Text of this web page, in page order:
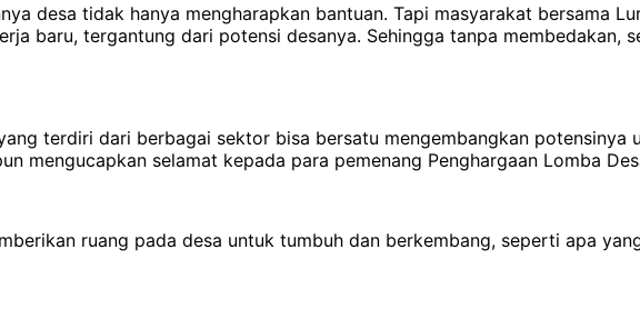
desa tidak hanya mengharapkan bantuan. Tapi masyarakat bersama
baru, tergantung dari potensi desanya. Sehingga tanpa membedakan,
terdiri dari berbagai sektor bisa bersatu mengembangkan potensinya
mengucapkan selamat kepada para pemenang Penghargaan Lomba
ruang pada desa untuk tumbuh dan berkembang, seperti apa